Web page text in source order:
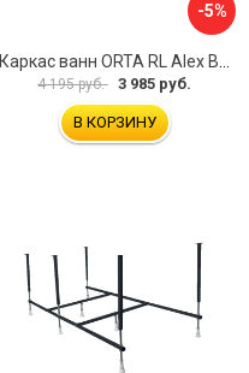
-5%
Каркас ванн ORTA RL Alex Baitler KSO15
4 195 руб. 3 985 руб.
В КОРЗИНУ